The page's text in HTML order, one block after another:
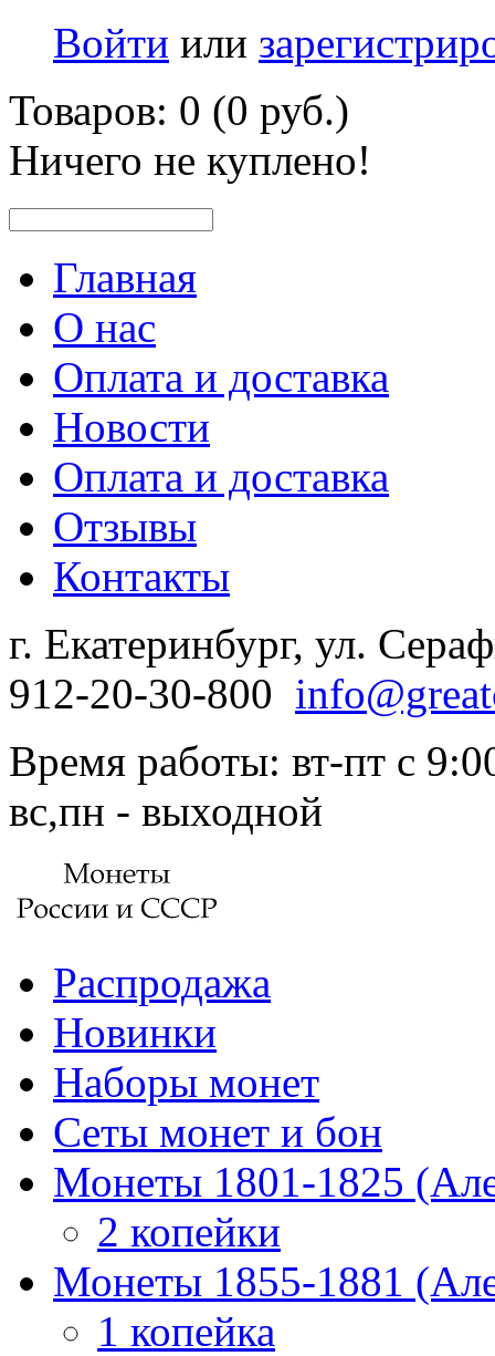
Войти или
Товаров: 0 (0 руб.)
Ничего не куплено!
Главная
О нас
Оплата и доставка
Новости
Оплата и доставка
Отзывы
Контакты
г. Екатеринбург, ул.
912-20-30-800
Время работы: вт-пт с
вс,пн - выходной
Распродажа
Новинки
Наборы монет
Сеты монет и бон
Монеты 1801-1825
2 копейки
Монеты 1855-1881
1 копейка